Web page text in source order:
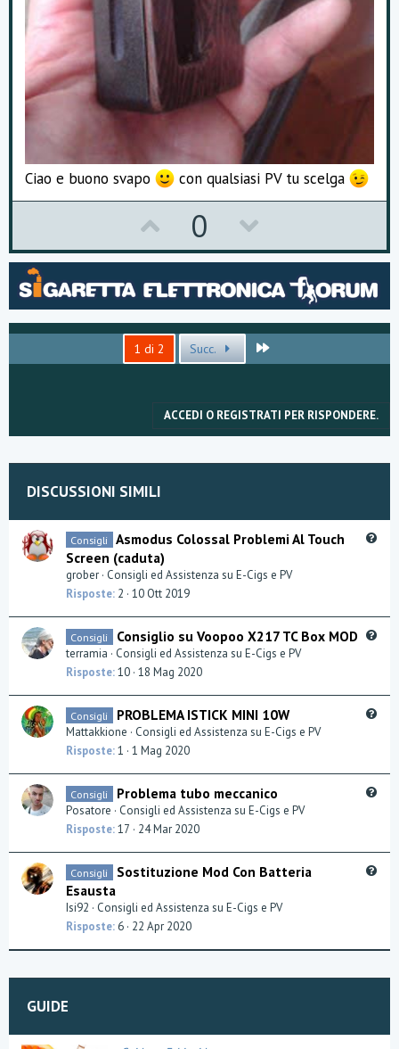
Ciao e buono svapo con qualsiasi PV tu scelga
p
v
o
t
e
0
o
w
n
v
o
t
e
1 di 2 Succ.
ACCEDI O REGISTRATI PER RISPONDERE.
DISCUSSIONI SIMILI
i
Consigli
Asmodus Colossal Problemi Al Touch
Screen (caduta)
grober Consigli ed Assistenza su E-Cigs e PV
Risposte 2 10 Ott 2019
Consigli Consiglio su Voopoo X217 TC Box MOD
terramia
Consigli ed Assistenza su E-Cigs e PV
Risposte 10 18 Mag 2020
Consigli PROBLEMA ISTICK MINI 10W
Mattakkione
Consigli ed Assistenza su E-Cigs e PV
Risposte 1 1 Mag 2020
Consigli Problema tubo meccanico
Posatore
Consigli ed Assistenza su E-Cigs e PV
Risposte 17 24 Mar 2020
i
Consigli
Sostituzione Mod Con Batteria
Esausta
Isi92
Consigli ed Assistenza su E-Cigs e PV
Risposte 6 22 Apr 2020
GUIDE